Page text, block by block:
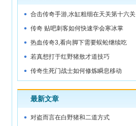
合击传奇手游,水缸粗细在天关第十六关
的功劳
传奇 贴吧刺客如何快速学会寒冰掌
热血传奇3,看向脚下需要蜈蚣继续吃
若真想打于红野猪敖才道技巧
传奇生死门战士如何修炼瞬息移动
最新文章
对盗而言在白野猪和二道方式